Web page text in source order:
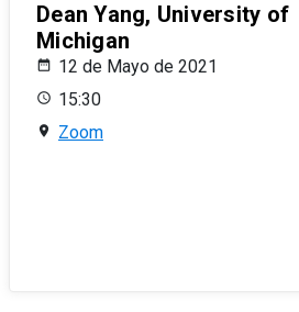
Dean Yang, University of
Michigan
12 de Mayo de 2021
15:30
Zoom